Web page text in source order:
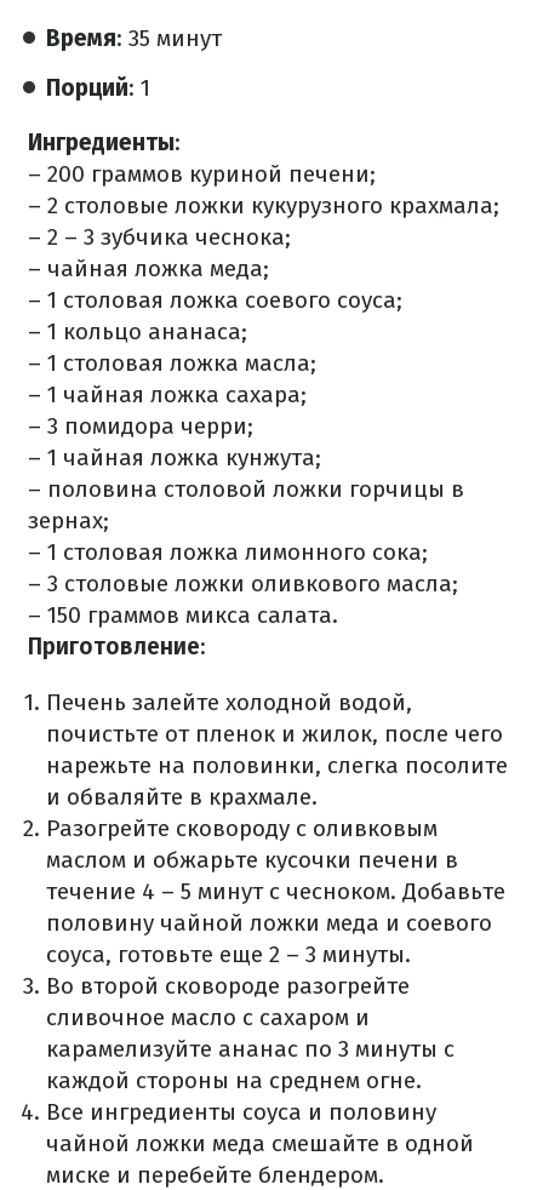
Время: 35 минут
Порций: 1
Ингредиенты:
– 200 граммов куриной печени;
– 2 столовые ложки кукурузного крахмала;
– 2 – 3 зубчика чеснока;
– чайная ложка меда;
– 1 столовая ложка соевого соуса;
– 1 кольцо ананаса;
– 1 столовая ложка масла;
– 1 чайная ложка сахара;
– 3 помидора черри;
– 1 чайная ложка кунжута;
– половина столовой ложки горчицы в
зернах;
– 1 столовая ложка лимонного сока;
– 3 столовые ложки оливкового масла;
– 150 граммов микса салата.
Приготовление:
Печень залейте холодной водой,
почистьте от пленок и жилок, после чего
нарежьте на половинки, слегка посолите
и обваляйте в крахмале.
Разогрейте сковороду с оливковым
маслом и обжарьте кусочки печени в
течение 4 – 5 минут с чесноком. Добавьте
половину чайной ложки меда и соевого
соуса, готовьте еще 2 – 3 минуты.
Во второй сковороде разогрейте
сливочное масло с сахаром и
карамелизуйте ананас по 3 минуты с
каждой стороны на среднем огне.
Все ингредиенты соуса и половину
чайной ложки меда смешайте в одной
миске и перебейте блендером.